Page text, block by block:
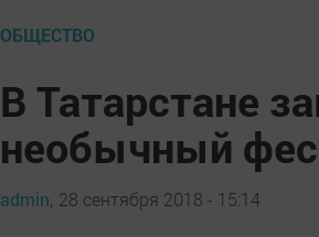
ОБЩЕСТВО
В Татарстане
необычный
admin, 28 сентября 2018 - 15:14